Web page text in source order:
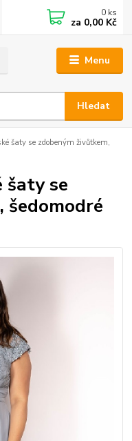
Menu
Hledat
0 ks
za 0,00 Kč
šaty se zdobeným živůtkem,
šaty se
šedomodré